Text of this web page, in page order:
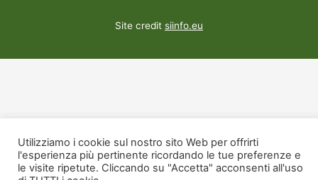
Site credit siinfo.eu
Utilizziamo i cookie sul nostro sito Web per offrirti
l'esperienza più pertinente ricordando le tue preferenze e
le visite ripetute. Cliccando su "Accetta" acconsenti all'uso